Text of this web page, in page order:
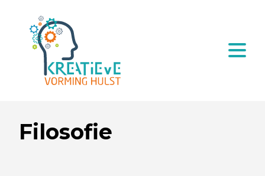
Filosofie